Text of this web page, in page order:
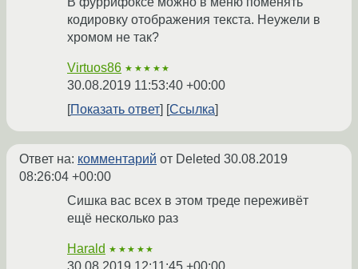
кодировку отображения текста. Неужели в
хромом не так?
Virtuos86 ★★★★★
30.08.2019 11:53:40 +00:00
Показать ответ
Ссылка
Ответ на: комментарий от Deleted 30.08.2019
08:26:04 +00:00
Сишка вас всех в этом треде переживёт
ещё несколько раз
Harald ★★★★★
30.08.2019 12:11:45 +00:00